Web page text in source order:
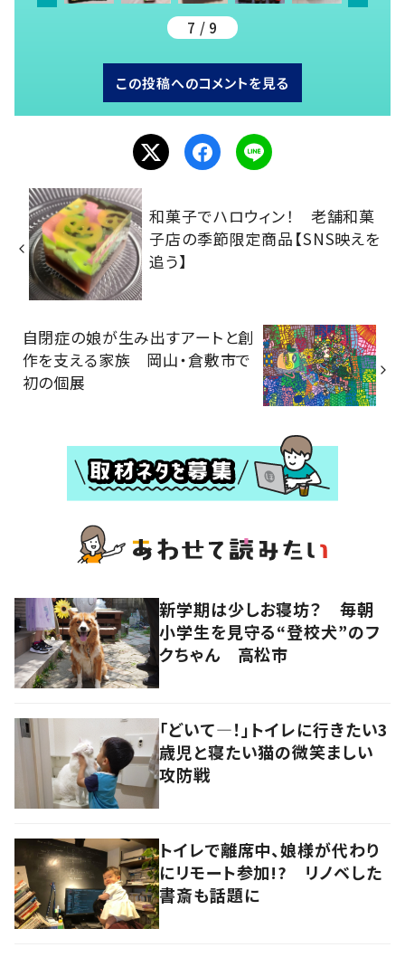
7 / 9
この投稿へのコメントを見る
和菓子でハロウィン！ 老舗和菓
子店の季節限定商品【SNS映えを
追う】
自閉症の娘が生み出すアートと創
作を支える家族 岡山・倉敷市で
初の個展
新学期は少しお寝坊？ 毎朝
小学生を見守る“登校犬”のフ
クちゃん 高松市
「どいて―！」トイレに行きたい3
歳児と寝たい猫の微笑ましい
攻防戦
トイレで離席中、娘様が代わり
にリモート参加!? リノベした
書斎も話題に